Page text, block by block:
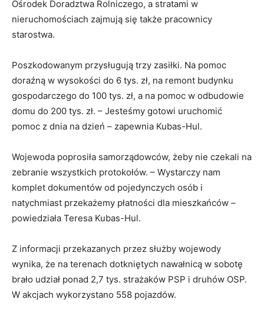
Ośrodek Doradztwa Rolniczego, a stratami w
nieruchomościach zajmują się także pracownicy
starostwa.
Poszkodowanym przysługują trzy zasiłki. Na pomoc
doraźną w wysokości do 6 tys. zł, na remont budynku
gospodarczego do 100 tys. zł, a na pomoc w odbudowie
domu do 200 tys. zł. – Jesteśmy gotowi uruchomić
pomoc z dnia na dzień – zapewnia Kubas-Hul.
Wojewoda poprosiła samorządowców, żeby nie czekali na
zebranie wszystkich protokołów. – Wystarczy nam
komplet dokumentów od pojedynczych osób i
natychmiast przekażemy płatności dla mieszkańców –
powiedziała Teresa Kubas-Hul.
Z informacji przekazanych przez służby wojewody
wynika, że na terenach dotkniętych nawałnicą w sobotę
brało udział ponad 2,7 tys. strażaków PSP i druhów OSP.
W akcjach wykorzystano 558 pojazdów.